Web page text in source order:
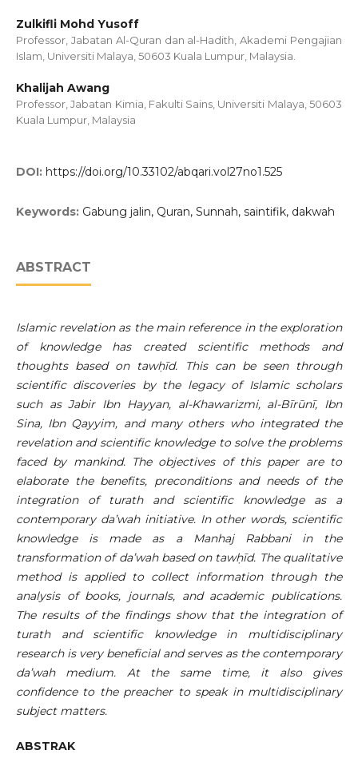
Zulkifli Mohd Yusoff
Professor, Jabatan Al-Quran dan al-Hadith, Akademi Pengajian
Islam, Universiti Malaya, 50603 Kuala Lumpur, Malaysia.
Khalijah Awang
Professor, Jabatan Kimia, Fakulti Sains, Universiti Malaya, 50603
Kuala Lumpur, Malaysia
DOI: https://doi.org/10.33102/abqari.vol27no1.525
Keywords: Gabung jalin, Quran, Sunnah, saintifik, dakwah
ABSTRACT
Islamic revelation as the main reference in the exploration
of knowledge has created scientific methods and
thoughts based on tawḥīd. This can be seen through
scientific discoveries by the legacy of Islamic scholars
such as Jabir Ibn Hayyan, al-Khawarizmi, al-Bīrūnī, Ibn
Sina, Ibn Qayyim, and many others who integrated the
revelation and scientific knowledge to solve the problems
faced by mankind. The objectives of this paper are to
elaborate the benefits, preconditions and needs of the
integration of turath and scientific knowledge as a
contemporary da’wah initiative. In other words, scientific
knowledge is made as a Manhaj Rabbani in the
transformation of da’wah based on tawḥīd. The qualitative
method is applied to collect information through the
analysis of books, journals, and academic publications.
The results of the findings show that the integration of
turath and scientific knowledge in multidisciplinary
research is very beneficial and serves as the contemporary
da’wah medium. At the same time, it also gives
confidence to the preacher to speak in multidisciplinary
subject matters.
ABSTRAK